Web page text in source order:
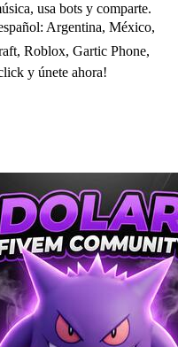
usa bots y comparte.
Argentina, México,
Roblox, Gartic Phone,
y únete ahora!